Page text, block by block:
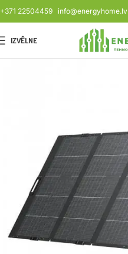
+371 22504459 info@energyhome.lv
IZVĒLNE